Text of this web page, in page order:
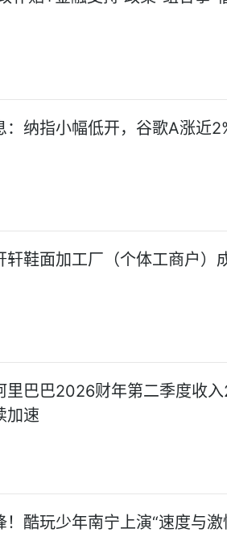
：纳指小幅低开，谷歌A涨近
轩鞋面加工厂（个体工商户）
里巴巴2026财年第二季度收
加速
！酷玩少年南宁上演“速度与激